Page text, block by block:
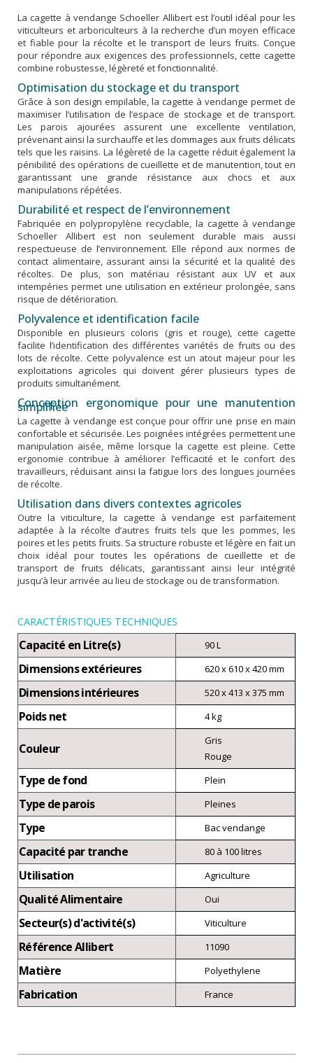
La cagette à vendange Schoeller Allibert est l’outil idéal pour les
viticulteurs et arboriculteurs à la recherche d’un moyen efficace
et fiable pour la récolte et le transport de leurs fruits. Conçue
pour répondre aux exigences des professionnels, cette cagette
combine robustesse, légèreté et fonctionnalité.
Optimisation du stockage et du transport
Grâce à son design empilable, la cagette à vendange permet de
maximiser l’utilisation de l’espace de stockage et de transport.
Les parois ajourées assurent une excellente ventilation,
prévenant ainsi la surchauffe et les dommages aux fruits délicats
tels que les raisins. La légèreté de la cagette réduit également la
pénibilité des opérations de cueillette et de manutention, tout en
garantissant une grande résistance aux chocs et aux
manipulations répétées.
Durabilité et respect de l’environnement
Fabriquée en polypropylène recyclable, la cagette à vendange
Schoeller Allibert est non seulement durable mais aussi
respectueuse de l’environnement. Elle répond aux normes de
contact alimentaire, assurant ainsi la sécurité et la qualité des
récoltes. De plus, son matériau résistant aux UV et aux
intempéries permet une utilisation en extérieur prolongée, sans
risque de détérioration.
Polyvalence et identification facile
Disponible en plusieurs coloris (gris et rouge), cette cagette
facilite l’identification des différentes variétés de fruits ou des
lots de récolte. Cette polyvalence est un atout majeur pour les
exploitations agricoles qui doivent gérer plusieurs types de
produits simultanément.
Conception ergonomique pour une manutention
simplifiée
La cagette à vendange est conçue pour offrir une prise en main
confortable et sécurisée. Les poignées intégrées permettent une
manipulation aisée, même lorsque la cagette est pleine. Cette
ergonomie contribue à améliorer l’efficacité et le confort des
travailleurs, réduisant ainsi la fatigue lors des longues journées
de récolte.
Utilisation dans divers contextes agricoles
Outre la viticulture, la cagette à vendange est parfaitement
adaptée à la récolte d’autres fruits tels que les pommes, les
poires et les petits fruits. Sa structure robuste et légère en fait un
choix idéal pour toutes les opérations de cueillette et de
transport de fruits délicats, garantissant ainsi leur intégrité
jusqu’à leur arrivée au lieu de stockage ou de transformation.
CARACTÉRISTIQUES TECHNIQUES
Capacité en Litre(s) 90 L
Dimensions extérieures 620 x 610 x 420 mm
Dimensions intérieures 520 x 413 x 375 mm
Poids net 4 kg
Couleur
Gris
Rouge
Type de fond Plein
Type de parois Pleines
Type Bac vendange
Capacité par tranche 80 à 100 litres
Utilisation Agriculture
Qualité Alimentaire Oui
Secteur(s) d'activité(s) Viticulture
Référence Allibert 11090
Matière Polyethylene
Fabrication France